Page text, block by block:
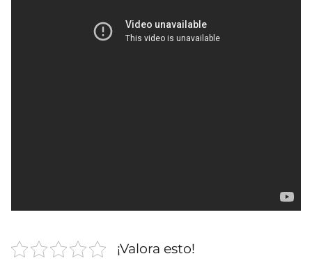
¡Valora esto!